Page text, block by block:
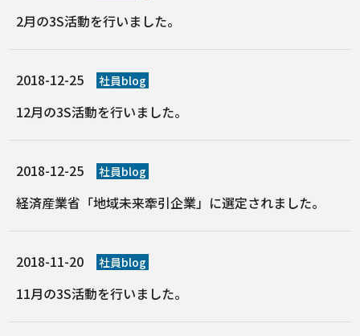
2月の3S活動を行いました。
2018-12-25 社員blog
12月の3S活動を行いました。
2018-12-25 社員blog
経済産業省「地域未来牽引企業」に選定されました。
2018-11-20 社員blog
11月の3S活動を行いました。